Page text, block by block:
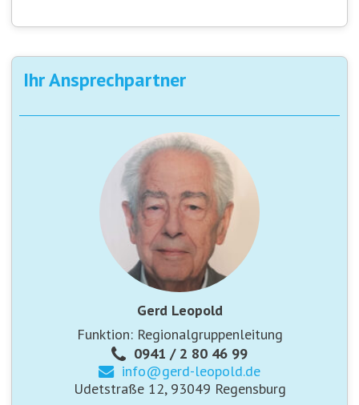
Ihr Ansprechpartner
Gerd Leopold
Funktion: Regionalgruppenleitung
0941 / 2 80 46 99
info@gerd-leopold.de
Udetstraße 12, 93049 Regensburg